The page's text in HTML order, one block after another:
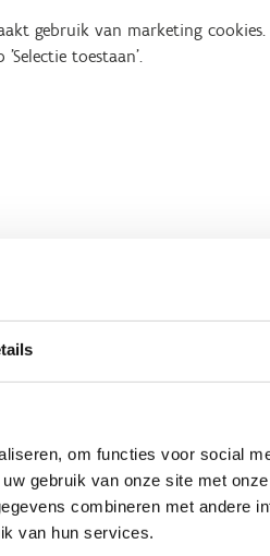
om functies voor social
gebruik van onze site met
combineren met andere
van hun services.
gebruik van marketing
toestaan'.
gebruik van marketing
gebruik van marketing cookies.